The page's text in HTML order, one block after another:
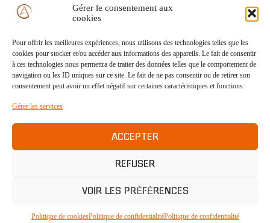
Gérer le consentement aux
cookies
Pour offrir les meilleures expériences, nous utilisons des technologies telles que les
cookies pour stocker et/ou accéder aux informations des appareils. Le fait de consentir
à ces technologies nous permettra de traiter des données telles que le comportement de
navigation ou les ID uniques sur ce site. Le fait de ne pas consentir ou de retirer son
consentement peut avoir un effet négatif sur certaines caractéristiques et fonctions.
Gérer les services
ACCEPTER
REFUSER
VOIR LES PRÉFÉRENCES
Politique de cookiesPolitique de confidentialitéPolitique de confidentialité